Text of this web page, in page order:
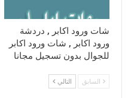
شات ورود اكابر , دردشة
ورود اكابر , شات ورود اكابر
للجوال بدون تسجيل مجانا
السابق التالي